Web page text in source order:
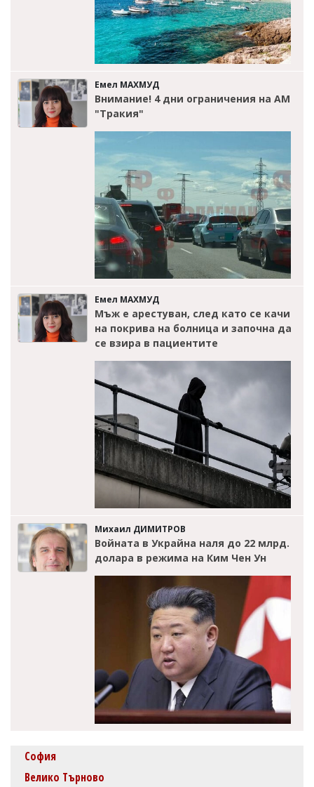
Емел МАХМУД
Внимание! 4 дни ограничения на АМ
"Тракия"
Емел МАХМУД
Мъж е арестуван, след като се качи
на покрива на болница и започна да
се взира в пациентите
Михаил ДИМИТРОВ
Войната в Украйна наля до 22 млрд.
долара в режима на Ким Чен Ун
София
Велико Търново